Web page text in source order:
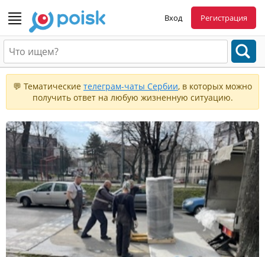
Вход Регистрация
💬 Тематические телеграм-чаты Сербии, в которых можно
получить ответ на любую жизненную ситуацию.